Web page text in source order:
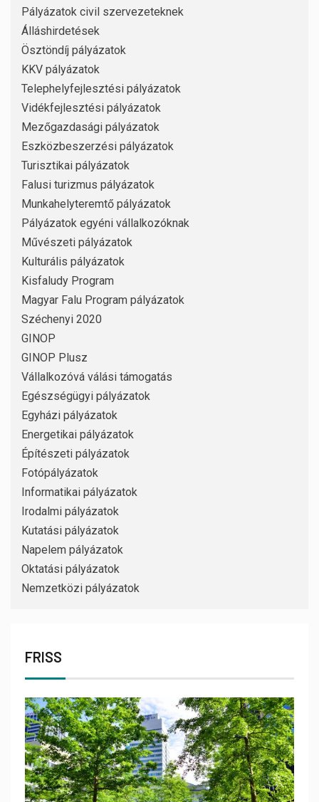
Pályázatok civil szervezeteknek
Álláshirdetések
Ösztöndíj pályázatok
KKV pályázatok
Telephelyfejlesztési pályázatok
Vidékfejlesztési pályázatok
Mezőgazdasági pályázatok
Eszközbeszerzési pályázatok
Turisztikai pályázatok
Falusi turizmus pályázatok
Munkahelyteremtő pályázatok
Pályázatok egyéni vállalkozóknak
Művészeti pályázatok
Kulturális pályázatok
Kisfaludy Program
Magyar Falu Program pályázatok
Széchenyi 2020
GINOP
GINOP Plusz
Vállalkozóvá válási támogatás
Egészségügyi pályázatok
Egyházi pályázatok
Energetikai pályázatok
Építészeti pályázatok
Fotópályázatok
Informatikai pályázatok
Irodalmi pályázatok
Kutatási pályázatok
Napelem pályázatok
Oktatási pályázatok
Nemzetközi pályázatok
FRISS